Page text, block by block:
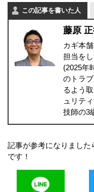
この記事を書いた人
藤原
カギ本
担当を
(2025年
のトラ
るよう
ュリテ
技師の3
記事が参考になりまし
です！